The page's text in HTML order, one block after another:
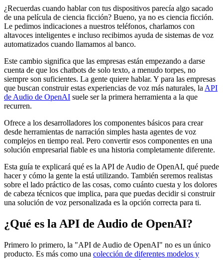
¿Recuerdas cuando hablar con tus dispositivos parecía algo sacado
de una película de ciencia ficción? Bueno, ya no es ciencia ficción.
Le pedimos indicaciones a nuestros teléfonos, charlamos con
altavoces inteligentes e incluso recibimos ayuda de sistemas de voz
automatizados cuando llamamos al banco.
Este cambio significa que las empresas están empezando a darse
cuenta de que los chatbots de solo texto, a menudo torpes, no
siempre son suficientes. La gente quiere hablar. Y para las empresas
que buscan construir estas experiencias de voz más naturales, la API
de Audio de OpenAI suele ser la primera herramienta a la que
recurren.
Ofrece a los desarrolladores los componentes básicos para crear
desde herramientas de narración simples hasta agentes de voz
complejos en tiempo real. Pero convertir esos componentes en una
solución empresarial fiable es una historia completamente diferente.
Esta guía te explicará qué es la API de Audio de OpenAI, qué puede
hacer y cómo la gente la está utilizando. También seremos realistas
sobre el lado práctico de las cosas, como cuánto cuesta y los dolores
de cabeza técnicos que implica, para que puedas decidir si construir
una solución de voz personalizada es la opción correcta para ti.
¿Qué es la API de Audio de OpenAI?
Primero lo primero, la "API de Audio de OpenAI" no es un único
producto. Es más como una colección de diferentes modelos y